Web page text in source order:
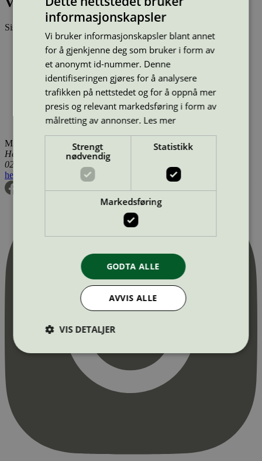
Sist oppdatert
20 jul 2026
Type: Innendørsmaling (EU ecolabel)
Lisensnummer:
DK/044/002
Miljømerke: EU Ecolabel
Merkevare: Beck & Jørgensen
Merkevare nettside: http://www.bj.dk
Lisensinnehaver:
Beck & Jørgensen A/S
Lisensinnehaver nettside: http://www.bj.dk
Tilgjengelig i: Danmark
Miljømerking Norge
Henrik Ibsens gate 20
0255 Oslo
hei@svanemerket.no
Tlf: Org. nr: 971 279 362 MVA
informasjonskapsler
Vi bruker informasjonskapsler blant annet
for å gjenkjenne deg som bruker i form av
et anonymt id-nummer. Denne
identifiseringen gjøres for å analysere
trafikken på nettstedet og for å oppnå mer
presis og relevant markedsføring i form av
målretting av annonser. Les mer
Strengt
nødvendig
Statistikk
Markedsføring
GODTA ALLE
AVVIS ALLE
VIS DETALJER
Strengt nødvendig
Statistikk
Markedsføring
nødvendige informasjonskapsler.